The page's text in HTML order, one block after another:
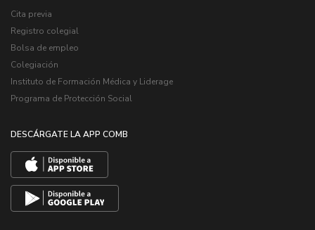
Cita previa
Registro colegial
Bolsa de empleo
Colegiación
Instituto de Formación Médica y Liderage
Programa de Protección Social
DESCÁRGATE LA APP COMB